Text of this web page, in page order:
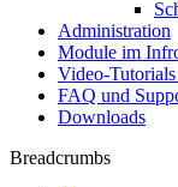
Administration
Module im
Video-
FAQ und
Downloads
Breadcrumbs